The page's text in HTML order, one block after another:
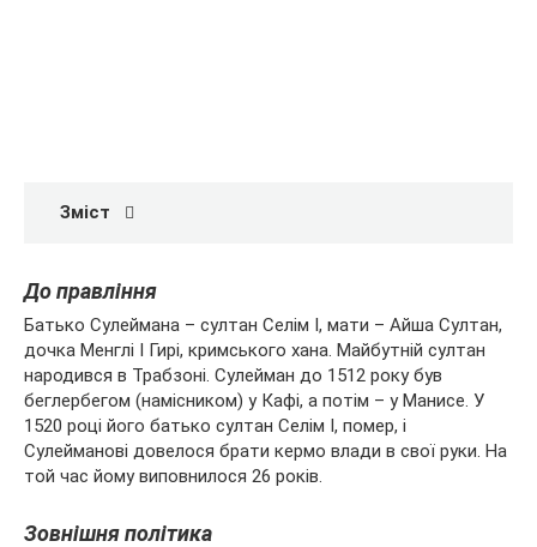
Зміст
До правління
Батько Сулеймана – султан Селім I, мати – Айша Султан,
дочка Менглі I Гирі, кримського хана. Майбутній султан
народився в Трабзоні. Сулейман до 1512 року був
беглербегом (намісником) у Кафі, а потім – у Манисе. У
1520 році його батько султан Селім I, помер, і
Сулейманові довелося брати кермо влади в свої руки. На
той час йому виповнилося 26 років.
Зовнішня політика